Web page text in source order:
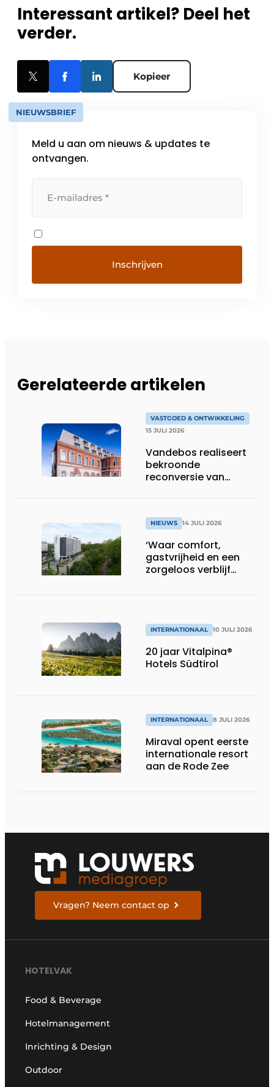
Interessant artikel? Deel het
verder.
Kopieer
NIEUWSBRIEF
Meld u aan om nieuws & updates te
ontvangen.
Gerelateerde artikelen
VASTGOED & ONTWIKKELING
15 JULI 2026
Vandebos realiseert
bekroonde
reconversie van
NIEUWS 14 JULI 2026
‘Waar comfort,
gastvrijheid en een
zorgeloos verblijf
INTERNATIONAAL 10 JULI 2026
20 jaar Vitalpina®
Hotels Südtirol
INTERNATIONAAL 8 JULI 2026
Miraval opent eerste
internationale resort
aan de Rode Zee
Vragen? Neem contact op
HOTELVAK
Food & Beverage
Hotelmanagement
Inrichting & Design
Outdoor